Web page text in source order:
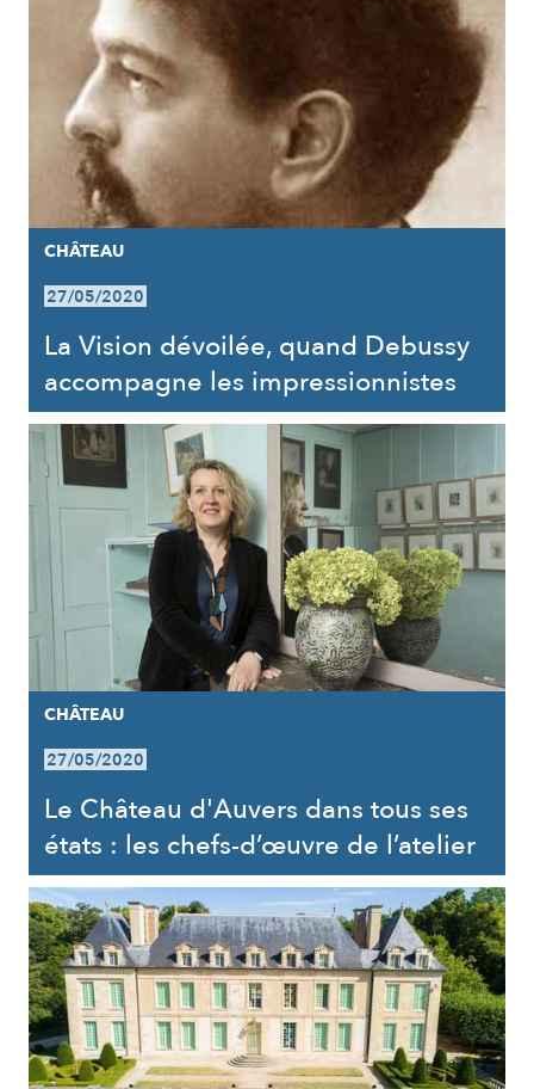
CHÂTEAU
27/05/2020
La Vision dévoilée, quand Debussy
accompagne les impressionnistes
CHÂTEAU
27/05/2020
Le Château d'Auvers dans tous ses
états : les chefs-d’œuvre de l’atelier